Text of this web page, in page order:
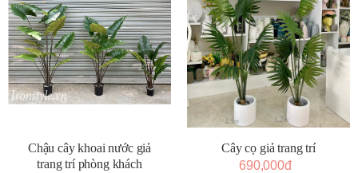
Chậu cây khoai nước giả
trang trí phòng khách
Cây cọ giả trang trí
690,000đ